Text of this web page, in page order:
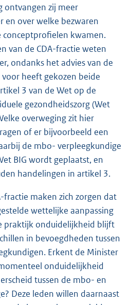
ontvangen zij meer
en over welke bezwaren
conceptprofielen kwamen.
van de CDA-fractie weten
ondanks het advies van de
heeft gekozen beide
3 van de Wet op de
gezondheidszorg (Wet
overweging zit hier
of er bijvoorbeeld een
de mbo- verpleegkundige
BIG wordt geplaatst, en
handelingen in artikel 3.
fractie maken zich zorgen dat
wettelijke aanpassing
praktijk onduidelijkheid blijft
in bevoegdheden tussen
Erkent de Minister
onduidelijkheid
tussen de mbo- en
Deze leden willen daarnaast